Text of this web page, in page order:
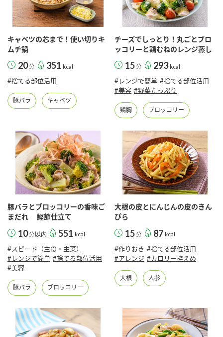
キャベツの芯まで！使い切りキ
ムチ鍋
20分 351 kcal
#捨てる部位活用
豚バラ キャベツ
チーズでしっとり！丸ごとブロ
ッコリーと鶏むねのレンジ蒸し
15分 293 kcal
#レンジで簡単 #捨てる部位活用
#美容 #野菜たっぷり
鶏胸 ブロッコリー
豚バラとブロッコリーの香味ご
まだれ 鰹節仕立て
10分以内 551 kcal
#スピード（主食・主菜）
#レンジで簡単 #捨てる部位活用
#美容
豚バラ ブロッコリー
大根の皮とにんじんの皮のきん
ぴら
15分 87 kcal
#作りおき #捨てる部位活用
#アレンジ #カロリー控えめ
大根 人参